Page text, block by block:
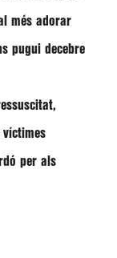
més adorar
pugui decebre
per als